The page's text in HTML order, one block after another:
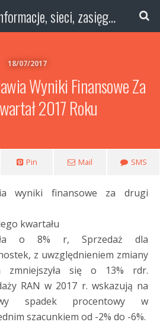
gsm.biz.pl - informacje, sieci, zasięg technologie
18/07/2017
Wyniki Finansowe Za
2017 Roku
Pin Mail SMS
wyniki finansowe za drugi
kwartału
o 8% r, Sprzedaż dla
z uwzględnieniem zmiany
zmniejszyła się o 13% rdr.
RAN w 2017 r. wskazują na
spadek procentowy w
szacunkiem od -2% do -6%.